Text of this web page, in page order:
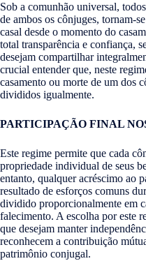
Sob a comunhão universal,
de ambos os cônjuges, tornam-
casal desde o momento do
total transparência e confiança,
desejam compartilhar
crucial entender que, neste
casamento ou morte de um dos
divididos igualmente.
PARTICIPAÇÃO FINAL
Este regime permite que cada
propriedade individual de seus
entanto, qualquer acréscimo ao
resultado de esforços comuns
dividido proporcionalmente em
falecimento. A escolha por este
que desejam manter
reconhecem a contribuição
patrimônio conjugal.